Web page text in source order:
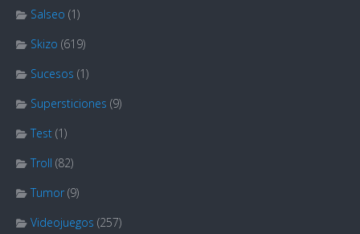
Salseo (1)
Skizo (619)
Sucesos (1)
Supersticiones (9)
Test (1)
Troll (82)
Tumor (9)
Videojuegos (257)